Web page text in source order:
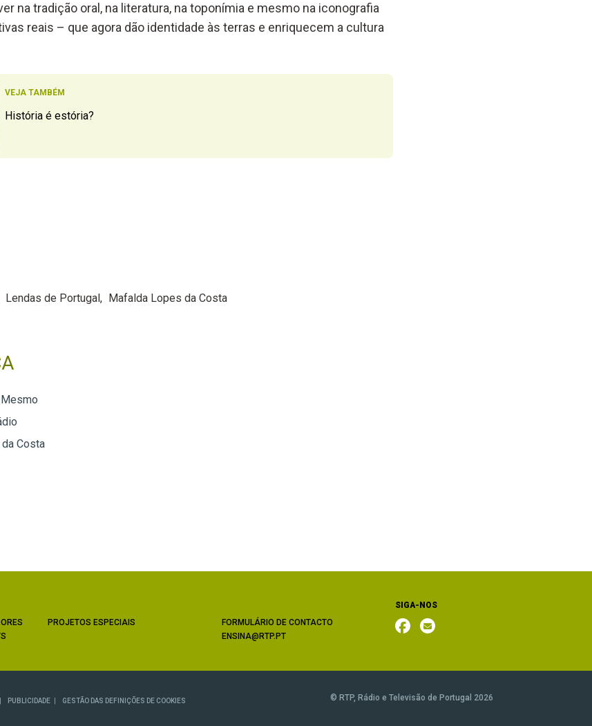
na tradição oral, na literatura, na toponímia e mesmo na iconografia
reais – que agora dão identidade às terras e enriquecem a cultura
VEJA TAMBÉM
História é estória?
Lendas de Portugal Mafalda Lopes da Costa
Costa
PROJETOS ESPECIAIS
FORMULÁRIO DE CONTACTO
ENSINA@RTP.PT
SIGA-NOS
PUBLICIDADE GESTÃO DAS DEFINIÇÕES DE COOKIES © RTP, Rádio e Televisão de Portugal 2026